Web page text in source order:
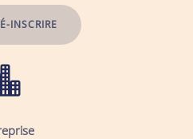
INSCRIRE